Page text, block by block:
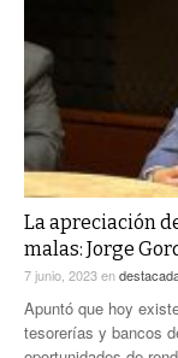
La apreciación
malas: Jorge
7 junio, 2023en
Apuntó que hoy
tesorerías y bancos